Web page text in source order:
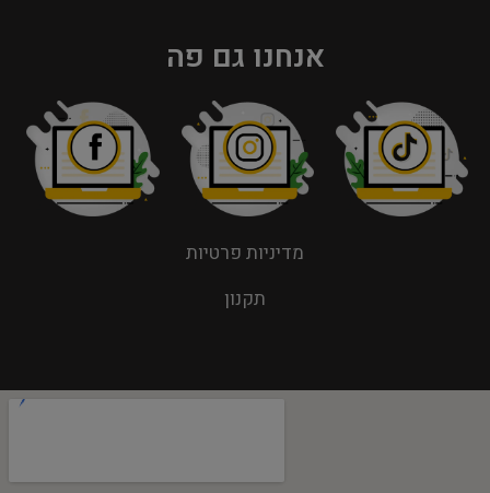
אנחנו גם פה
מדיניות פרטיות
תקנון